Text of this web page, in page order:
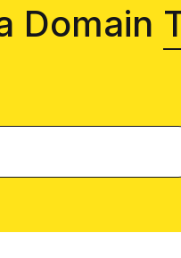
Domain